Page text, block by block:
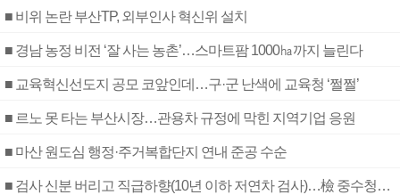
■ 비위 논란 부산TP, 외부인사 혁신위 설치
■ 경남 농정 비전 ‘잘 사는 농촌’…스마트팜 1000㏊까지 늘린다
■ 교육혁신선도지 공모 코앞인데…구·군 난색에 교육청 ‘쩔쩔’
■ 르노 못 타는 부산시장…관용차 규정에 막힌 지역기업 응원
■ 마산 원도심 행정·주거복합단지 연내 준공 수순
■ 검사 신분 버리고 직급하향(10년 이하 저연차 검사)…檢 중수청행 기피